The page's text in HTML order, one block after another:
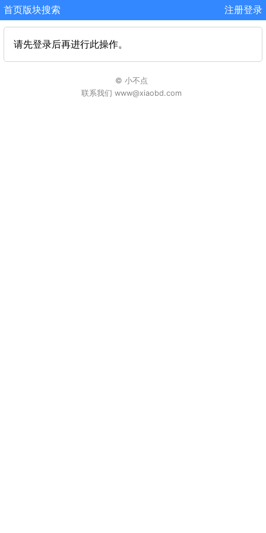
首页版块搜索 注册登录
请先登录后再进行此操作。
© 小不点
联系我们 www@xiaobd.com